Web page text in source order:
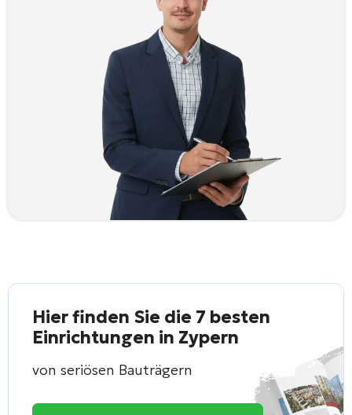
Hier finden Sie die 7 besten
Einrichtungen in Zypern
von seriösen Bauträgern